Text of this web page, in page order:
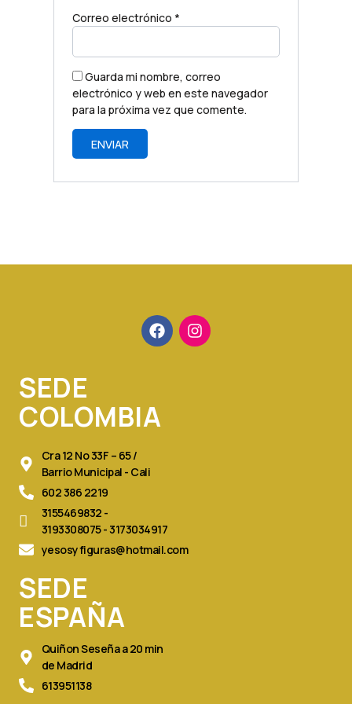
Correo electrónico *
Guarda mi nombre, correo
electrónico y web en este navegador
para la próxima vez que comente.
F
a
c
o
k
I
n
s
SEDE
COLOMBIA
Cra 12 No 33F – 65 /
Barrio Municipal - Cali
602 386 2219
3155469832 -
3193308075 - 3173034917
yesosyfiguras@hotmail.com
SEDE
ESPAÑA
Quiñon Seseña a 20 min
de Madrid
613951138